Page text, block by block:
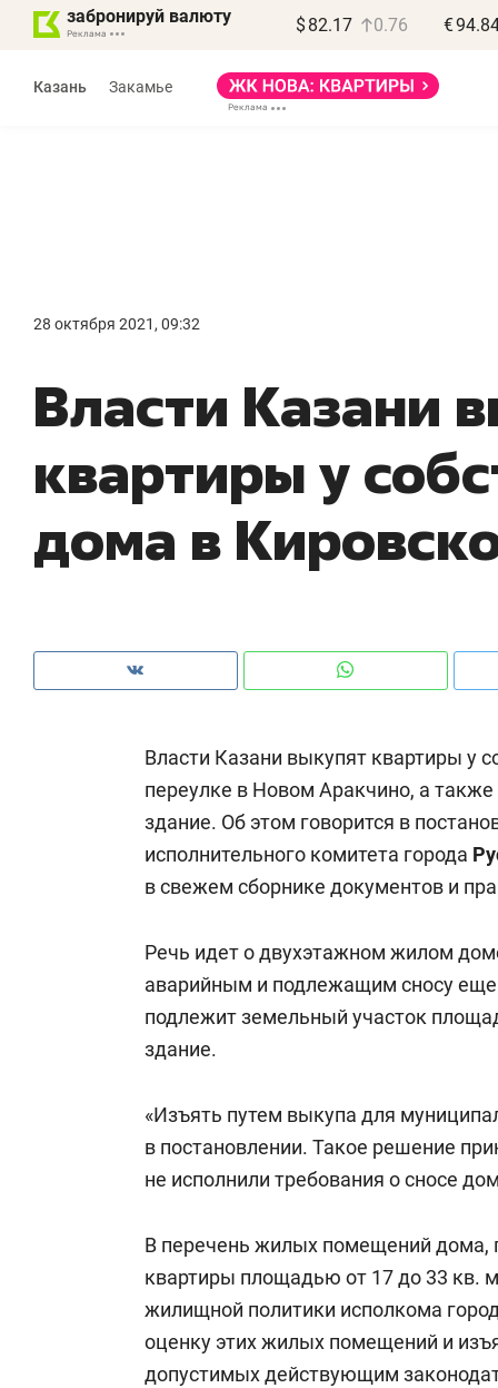
забронируй валюту $ 82.17 0.76 €
Казань Закамье
28 октября 2021, 09:32
Власти Казани
квартиры у
дома в
Власти Казани выкупят квартиры у
переулке в Новом Аракчино, а
здание. Об этом говорится в
исполнительного комитета города
в свежем сборнике документов и
Речь идет о двухэтажном жилом
аварийным и подлежащим сносу
подлежит земельный участок
здание.
«Изъять путем выкупа для
в постановлении. Такое решение
не исполнили требования о сносе
В перечень жилых помещений
квартиры площадью от 17 до 33 кв.
жилищной политики исполкома
оценку этих жилых помещений и
допустимых действующим
правил, бизнес может
потерять минимум
Как бизнесу выйти на зарубежные
рынки, почему надо знать аксакалов и
чем интересен Оман?
создают оазис жилого
комфорта под Казанью
Рекомендуем
ID вместо